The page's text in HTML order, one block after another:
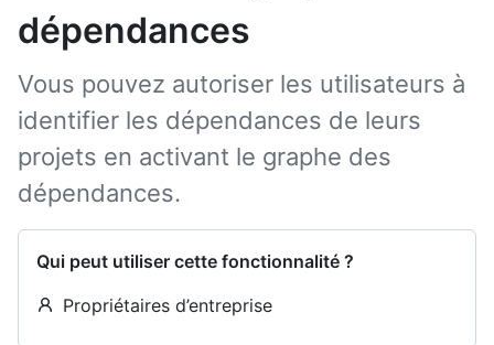
dépendances
Vous pouvez autoriser les utilisateurs à
identifier les dépendances de leurs
projets en activant le graphe des
dépendances.
Qui peut utiliser cette fonctionnalité ?
Propriétaires d’entreprise